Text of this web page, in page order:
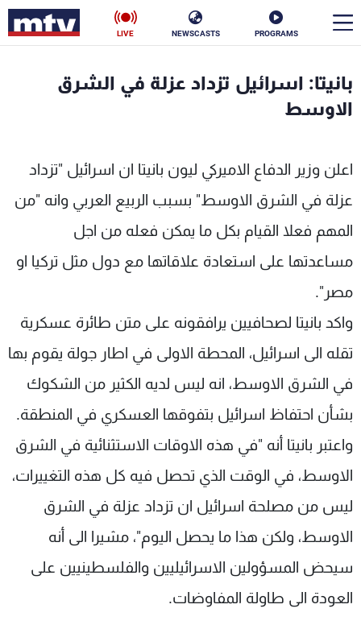
PROGRAMS
NEWSCASTS
LIVE
بانيتا: اسرائيل تزداد عزلة في الشرق
الاوسط
اعلن وزير الدفاع الاميركي ليون بانيتا ان اسرائيل "تزداد
عزلة في الشرق الاوسط" بسبب الربيع العربي وانه "من
المهم فعلا القيام بكل ما يمكن فعله من اجل
مساعدتها على استعادة علاقاتها مع دول مثل تركيا او
مصر".
واكد بانيتا لصحافيين يرافقونه على متن طائرة عسكرية
تقله الى اسرائيل، المحطة الاولى في اطار جولة يقوم بها
في الشرق الاوسط، انه ليس لديه الكثير من الشكوك
بشأن احتفاظ اسرائيل بتفوقها العسكري في المنطقة.
واعتبر بانيتا أنه "في هذه الاوقات الاستثنائية في الشرق
الاوسط، في الوقت الذي تحصل فيه كل هذه التغييرات،
ليس من مصلحة اسرائيل ان تزداد عزلة في الشرق
الاوسط، ولكن هذا ما يحصل اليوم"، مشيرا الى أنه
سيحض المسؤولين الاسرائيليين والفلسطينيين على
العودة الى طاولة المفاوضات.
الأخبار
منوعات رياضة
كأس العالم
البرامج
جدول البرامج
شاهد البرامج
الترددات
عن MTV
الإنـتـاج
لاعلاناتكم
وظائف
تواصل معنا
شروط الإسـتخدام
سياسة الخصوصية